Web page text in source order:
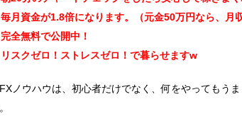
毎月資金が1.8倍になります。（元金50万円なら、月
完全無料で公開中！
リスクゼロ！ストレスゼロ！で暮らせますw
ノウハウは、初心者だけでなく、何をやってもう